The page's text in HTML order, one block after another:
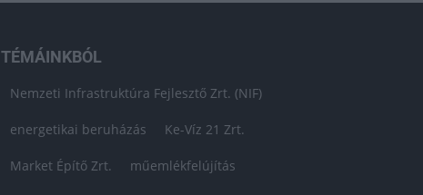
TÉMÁINKBÓL
Nemzeti Infrastruktúra Fejlesztő Zrt. (NIF)
energetikai beruházás Ke-Víz 21 Zrt.
Market Építő Zrt. műemlékfelújítás